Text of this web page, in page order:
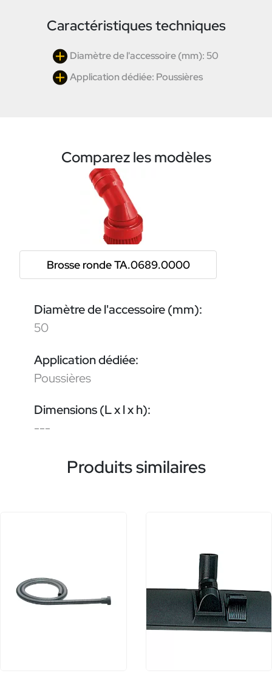
Caractéristiques techniques
Diamètre de l'accessoire (mm): 50
Application dédiée: Poussières
Comparez les modèles
Brosse ronde TA.0689.0000
Diamètre de l'accessoire (mm):
50
Application dédiée:
Poussières
Dimensions (L x l x h):
---
Produits similaires